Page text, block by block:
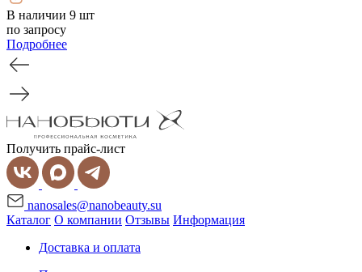
В наличии 9 шт
по запросу
Подробнее
Получить прайс-лист
nanosales@nanobeauty.su
Каталог О компании Отзывы Информация
Доставка и оплата